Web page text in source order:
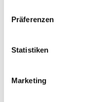
Präferenzen
Statistiken
Marketing
Februar 2024
Dezember 2023